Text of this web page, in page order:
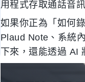
用程式存取通話音訊
如果你正為「如何
Plaud Note、系統
下來，還能透過 AI